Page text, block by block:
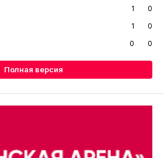
1
0
1
0
0 0
Полная версия